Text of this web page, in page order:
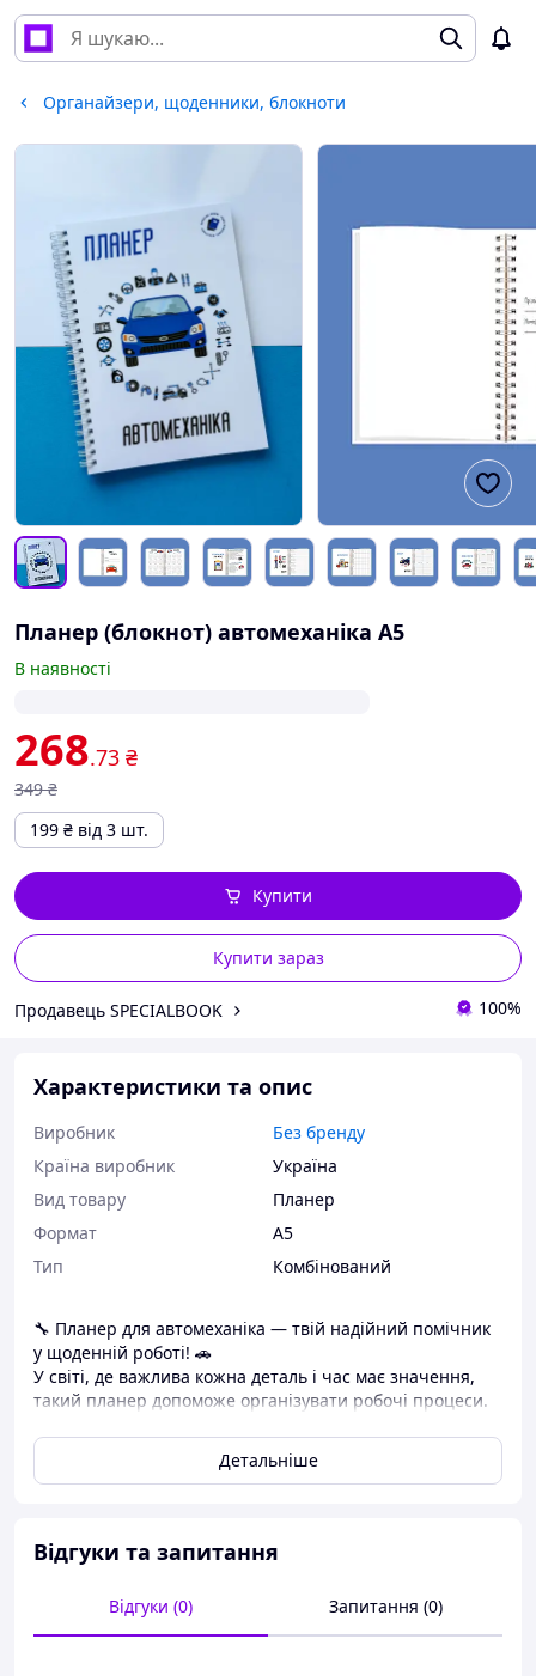
Органайзери, щоденники, блокноти
Планер (блокнот) автомеханіка А5
В наявності
268.73 ₴
349 ₴
199 ₴ від 3 шт.
Купити зараз
Купити
Продавець SPECIALBOOK 100%
Характеристики та опис
Виробник
Без бренду
Країна виробник
Україна
Вид товару
Планер
Формат
A5
Тип
Комбінований
🔧 Планер для автомеханіка — твій надійний помічник
у щоденній роботі! 🚗
У світі, де важлива кожна деталь і час має значення,
такий планер допоможе організувати робочі процеси.
для роботи в команді.
Даруй собі комфорт і порядок у роботі ✨
Планер належить
Календарі на 26-27 роки
Каталог послуг
База клієнтів
Детальніше
Відгуки та запитання
Відгуки (0) Запитання (0)